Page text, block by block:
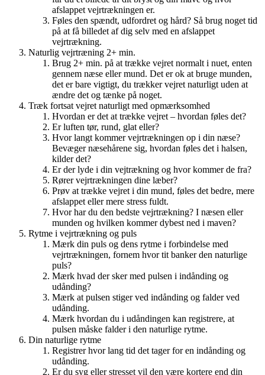
afslappet vejrtrækningen er.
Føles den spændt, udfordret og hård? Så brug noget tid
på at få billedet af dig selv med en afslappet
vejrtrækning.
Naturlig vejrtræning 2+ min.
Brug 2+ min. på at trække vejret normalt i nuet, enten
gennem næse eller mund. Det er ok at bruge munden,
det er bare vigtigt, du trækker vejret naturligt uden at
ændre det og tænke på noget.
Træk fortsat vejret naturligt med opmærksomhed
Hvordan er det at trække vejret – hvordan føles det?
Er luften tør, rund, glat eller?
Hvor langt kommer vejrtrækningen op i din næse?
Bevæger næsehårene sig, hvordan føles det i halsen,
kilder det?
Er der lyde i din vejtrækning og hvor kommer de fra?
Rører vejrtrækningen dine læber?
Prøv at trække vejret i din mund, føles det bedre, mere
afslappet eller mere stress fuldt.
Hvor har du den bedste vejrtrækning? I næsen eller
munden og hvilken kommer dybest ned i maven?
Rytme i vejrtrækning og puls
Mærk din puls og dens rytme i forbindelse med
vejrtrækningen, fornem hvor tit banker den naturlige
puls?
Mærk hvad der sker med pulsen i indånding og
udånding?
Mærk at pulsen stiger ved indånding og falder ved
udånding.
Mærk hvordan du i udåndingen kan registrere, at
pulsen måske falder i den naturlige rytme.
Din naturlige rytme
Registrer hvor lang tid det tager for en indånding og
udånding.
Er du syg eller stresset vil den være kortere end din